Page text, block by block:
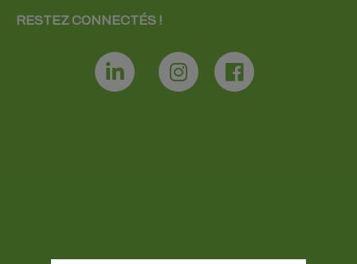
RESTEZ CONNECTÉS !